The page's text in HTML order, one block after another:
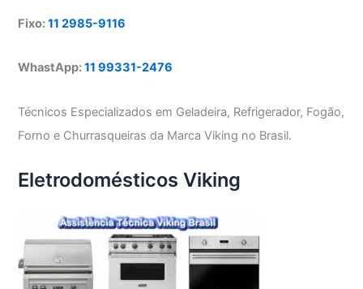
Fixo:11 2985-9116
WhastApp:11 99331-2476
Técnicos Especializados em Geladeira, Refrigerador, Fogão,
Forno e Churrasqueiras da Marca Viking no Brasil.
Eletrodomésticos Viking